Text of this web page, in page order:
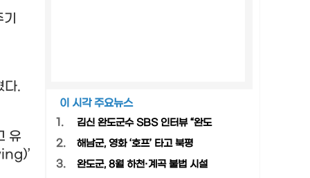
다.
유
이 시각 주요뉴스
1.
김신 완도군수 SBS 인터뷰 “완도
2. 해남군, 영화 ‘호프’ 타고 북평
3. 완도군, 8월 하천·계곡 불법 시설